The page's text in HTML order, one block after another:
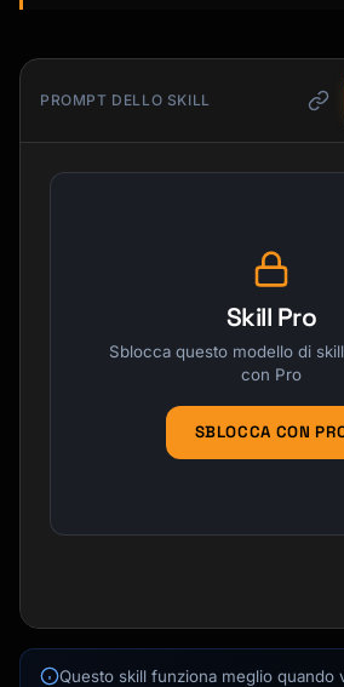
PROMPT DELLO SKILL
Skill Pro
Sblocca questo modello di
con Pro
SBLOCCA CON
Questo skill funziona meglio quando
Kai
Ricerca corsi · qui per aiutarti